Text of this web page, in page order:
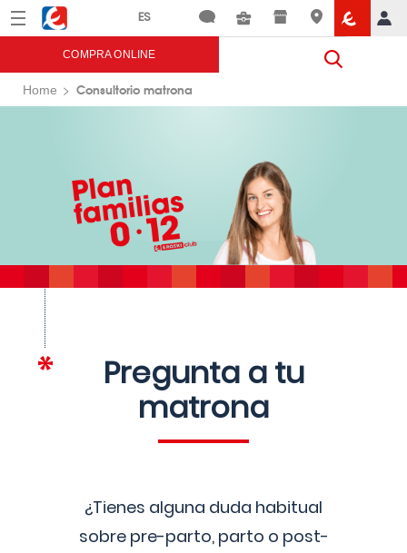
Menú Eroski
COMPRA ONLINE
Home Consultorio matrona
Pregunta a tu
matrona
¿Tienes alguna duda habitual
sobre pre-parto, parto o post-